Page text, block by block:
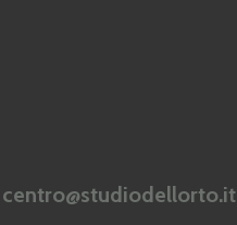
centro@studiodellorto.it